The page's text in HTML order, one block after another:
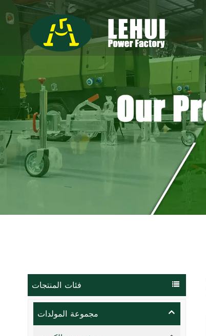
فئات المنتجات
مجموعة المولدات